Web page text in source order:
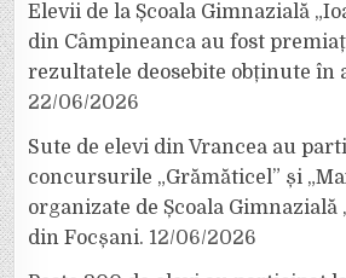
Elevii de la Școala Gimnazială
din Câmpineanca au fost
rezultatele deosebite obținute în
22/06/2026
Sute de elevi din Vrancea au
concursurile „Grămăticel” și
organizate de Școala Gimnazială
din Focșani. 12/06/2026